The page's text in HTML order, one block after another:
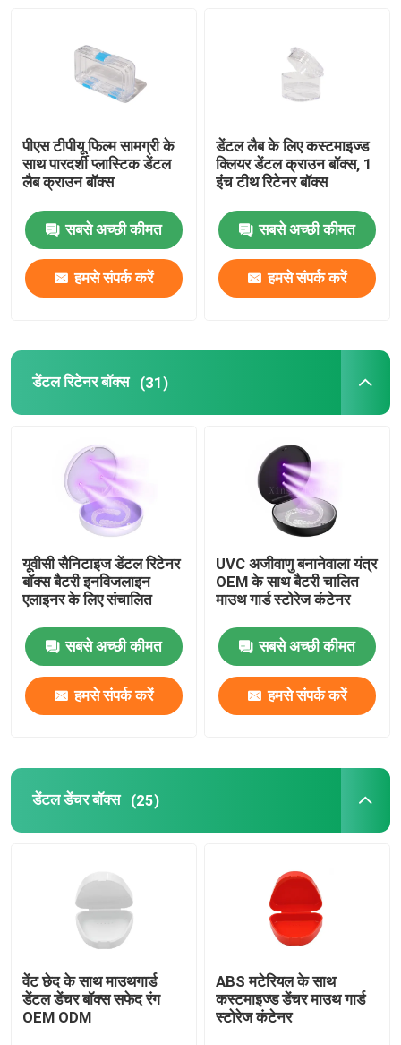
कारखाना भ्रमण
संपर्क करें
एक उद्धरण का अनुरोध करें
डेंटल क्राउन बॉक्स
डेंटल डेंचर बॉक्स
मिरर के साथ एलाइनर केस
डेंटल एलाइनर चेवीज
ऑर्थोडोंटिक एलाइनर रिमूवर
ऑर्थोडोंटिक संयुक्ताक्षर संबंध
डेंटल माउथ ओपनर
डेंटल पॉलिशिंग किट
ऑर्थोडॉन्टिक डेंटल वैक्स
पीएस टीपीयू फिल्म सामग्री के
साथ पारदर्शी प्लास्टिक डेंटल
लैब क्राउन बॉक्स
सबसे अच्छी कीमत
हमसे संपर्क करें
डेंटल लैब के लिए कस्टमाइज्ड
क्लियर डेंटल क्राउन बॉक्स, 1
इंच टीथ रिटेनर बॉक्स
सबसे अच्छी कीमत
हमसे संपर्क करें
डेंटल रिटेनर बॉक्स (31)
यूवीसी सैनिटाइज डेंटल रिटेनर
बॉक्स बैटरी इनविजलाइन
एलाइनर के लिए संचालित
सबसे अच्छी कीमत
हमसे संपर्क करें
UVC अजीवाणु बनानेवाला यंत्र
OEM के साथ बैटरी चालित
माउथ गार्ड स्टोरेज कंटेनर
सबसे अच्छी कीमत
हमसे संपर्क करें
डेंटल डेंचर बॉक्स (25)
वेंट छेद के साथ माउथगार्ड
डेंटल डेंचर बॉक्स सफेद रंग
OEM ODM
ABS मटेरियल के साथ
कस्टमाइज्ड डेंचर माउथ गार्ड
स्टोरेज कंटेनर